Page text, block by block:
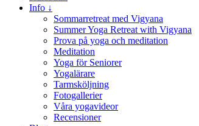
Info ↓
Sommarretreat med Vigyana
Summer Yoga Retreat with Vigyana
Prova på yoga och meditation
Meditation
Yoga för Seniorer
Yogalärare
Tarmsköljning
Fotogallerier
Våra yogavideor
Recensioner